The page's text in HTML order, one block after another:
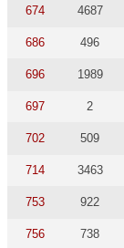
674 4687
686 496
696 1989
697 2
702 509
714 3463
753 922
756 738